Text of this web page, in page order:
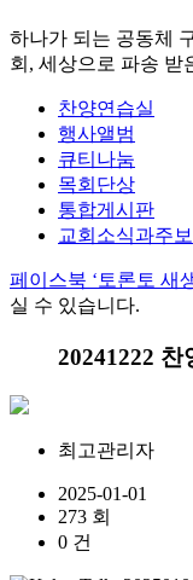
하나가 되는 공동체
회, 세상으로 파송 받
찬양연습실
행사앨범
큐티나눔
목회단상
통합게시판
교회소식과주보
페이스북 ‘토론토 새
실 수 있습니다.
20241222 찬
최고관리자
2025-01-01
273 회
0 건